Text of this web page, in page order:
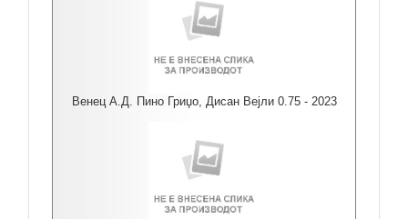
Венец А.Д. Пино Гриџо, Дисан Вејли 0.75 - 2023